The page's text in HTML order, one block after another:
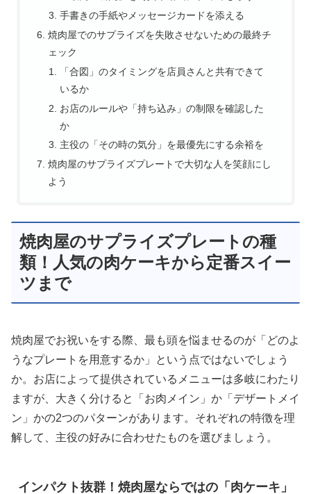
手書きの手紙やメッセージカードを添える
焼肉屋でのサプライズを失敗させないための最終チ
ェック
「合図」のタイミングを店員さんと共有できて
いるか
お店のルールや「持ち込み」の制限を確認した
か
主役の「その時の気分」を最優先にする余裕を
焼肉屋のサプライズプレートで大切な人を笑顔にし
よう
焼肉屋のサプライズプレートの種
類！人気の肉ケーキから定番スイー
ツまで
焼肉屋でお祝いをする際、最も頭を悩ませるのが「どのよ
うなプレートを用意するか」という点ではないでしょう
か。お店によって提供されているメニューは多岐にわたり
ますが、大きく分けると「お肉メイン」か「デザートメイ
ン」かの2つのパターンがあります。それぞれの特徴を理
解して、主役の好みに合わせたものを選びましょう。
インパクト抜群！焼肉屋ならではの「肉ケーキ」